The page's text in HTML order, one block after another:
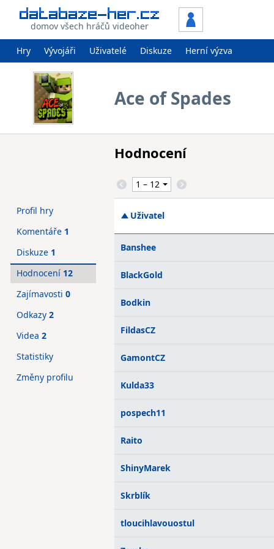
domov všech hráčů videoher
Hry Vývojáři Uživatelé Diskuze Herní výzva
Ace of Spades
Hodnocení
Uživatel
Banshee
BlackGold
Bodkin
FildasCZ
GamontCZ
Kulda33
pospech11
Raito
ShinyMarek
Skrblík
tloucihlavouostul
Profil hry
Komentáře 1
Diskuze 1
Hodnocení 12
Zajímavosti 0
Odkazy 2
Videa 2
Statistiky
Změny profilu